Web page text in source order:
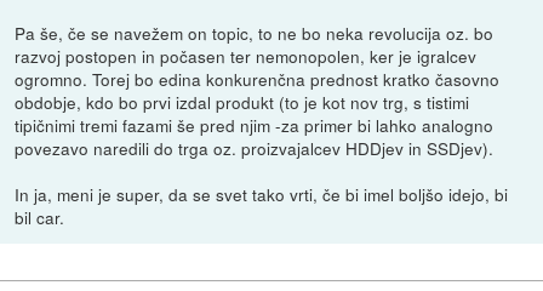
Pa še, če se navežem on topic, to ne bo neka revolucija oz. bo
razvoj postopen in počasen ter nemonopolen, ker je igralcev
ogromno. Torej bo edina konkurenčna prednost kratko časovno
obdobje, kdo bo prvi izdal produkt (to je kot nov trg, s tistimi
tipičnimi tremi fazami še pred njim -za primer bi lahko analogno
povezavo naredili do trga oz. proizvajalcev HDDjev in SSDjev).
In ja, meni je super, da se svet tako vrti, če bi imel boljšo idejo, bi
bil car.